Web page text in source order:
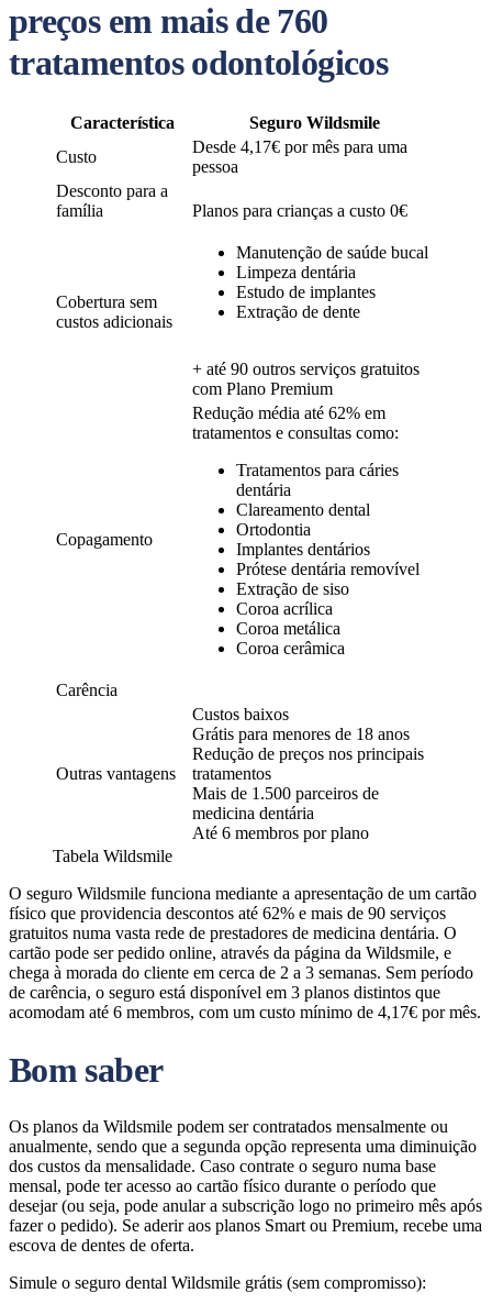
preços em mais de 760
tratamentos odontológicos
Característica
Seguro Wildsmile
Custo
Desde 4,17€ por mês para uma
pessoa
Desconto para a
família
Planos para crianças a custo 0€
Cobertura sem
custos adicionais
Manutenção de saúde bucal
Limpeza dentária
Estudo de implantes
Extração de dente
+ até 90 outros serviços gratuitos
com Plano Premium
Copagamento
Redução média até 62% em
tratamentos e consultas como:
Tratamentos para cáries
dentária
Clareamento dental
Ortodontia
Implantes dentários
Prótese dentária removível
Extração de siso
Coroa acrílica
Coroa metálica
Coroa cerâmica
Carência
Outras vantagens
Custos baixos
Grátis para menores de 18 anos
Redução de preços nos principais
tratamentos
Mais de 1.500 parceiros de
medicina dentária
Até 6 membros por plano
Tabela Wildsmile
O seguro Wildsmile funciona mediante a apresentação de um cartão
físico que providencia descontos até 62% e mais de 90 serviços
gratuitos numa vasta rede de prestadores de medicina dentária. O
cartão pode ser pedido online, através da página da Wildsmile, e
chega à morada do cliente em cerca de 2 a 3 semanas. Sem período
de carência, o seguro está disponível em 3 planos distintos que
acomodam até 6 membros, com um custo mínimo de 4,17€ por mês.
Bom saber
Os planos da Wildsmile podem ser contratados mensalmente ou
anualmente, sendo que a segunda opção representa uma diminuição
dos custos da mensalidade. Caso contrate o seguro numa base
mensal, pode ter acesso ao cartão físico durante o período que
desejar (ou seja, pode anular a subscrição logo no primeiro mês após
fazer o pedido). Se aderir aos planos Smart ou Premium, recebe uma
escova de dentes de oferta.
Simule o seguro dental Wildsmile grátis (sem compromisso):